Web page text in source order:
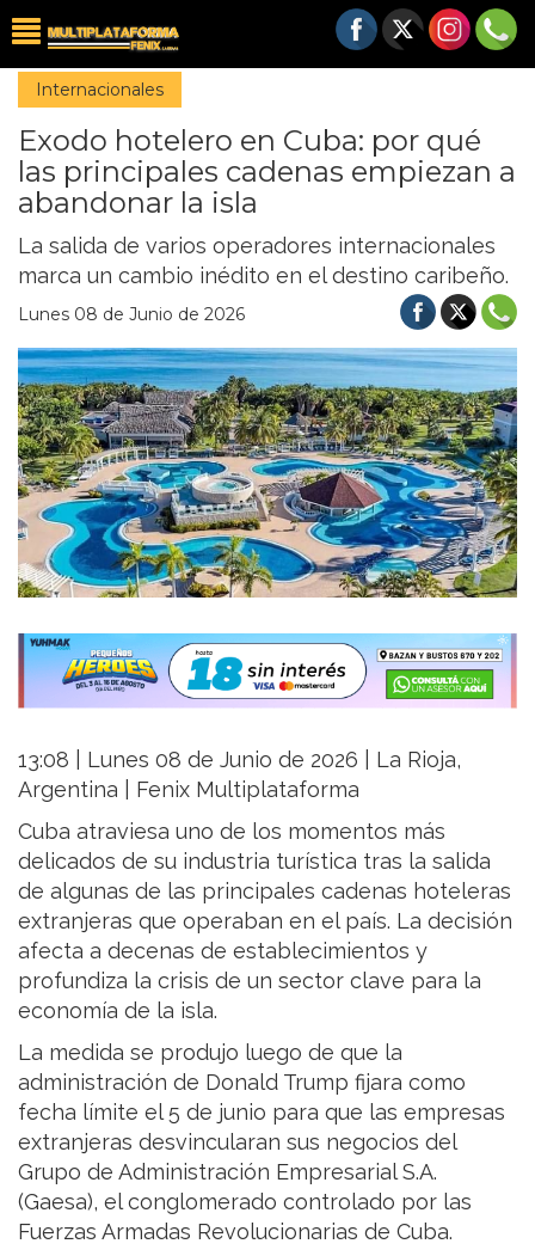
Internacionales
Exodo hotelero en Cuba: por qué
las principales cadenas empiezan a
abandonar la isla
La salida de varios operadores internacionales
marca un cambio inédito en el destino caribeño.
Lunes 08 de Junio de 2026
13:08 | Lunes 08 de Junio de 2026 | La Rioja,
Argentina | Fenix Multiplataforma
Cuba atraviesa uno de los momentos más
delicados de su industria turística tras la salida
de algunas de las principales cadenas hoteleras
extranjeras que operaban en el país. La decisión
afecta a decenas de establecimientos y
profundiza la crisis de un sector clave para la
economía de la isla.
La medida se produjo luego de que la
administración de Donald Trump fijara como
fecha límite el 5 de junio para que las empresas
extranjeras desvincularan sus negocios del
Grupo de Administración Empresarial S.A.
(Gaesa), el conglomerado controlado por las
Fuerzas Armadas Revolucionarias de Cuba.